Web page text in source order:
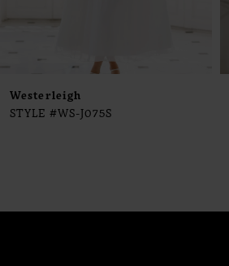
9
10
13
Westerleigh
STYLE #WS-J075S